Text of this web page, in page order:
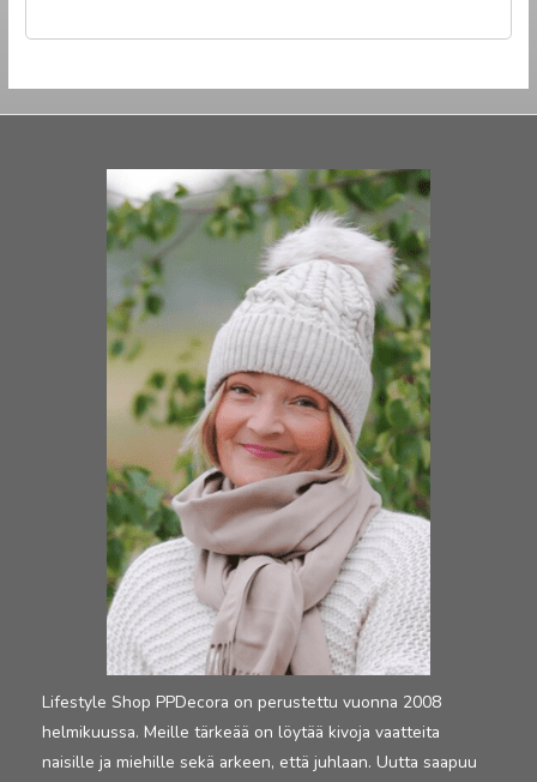
Lifestyle Shop PPDecora on perustettu vuonna 2008
helmikuussa. Meille tärkeää on löytää kivoja vaatteita
naisille ja miehille sekä arkeen, että juhlaan. Uutta saapuu